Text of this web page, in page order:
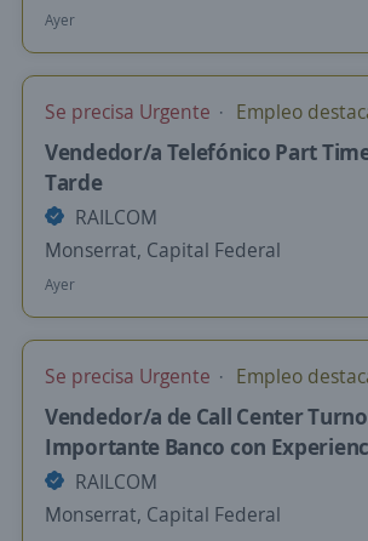
Ayer
Se precisa Urgente Empleo
Vendedor/a Telefónico Part
Tarde
RAILCOM
Monserrat, Capital Federal
Ayer
Se precisa Urgente Empleo
Vendedor/a de Call Center
Importante Banco con
RAILCOM
Monserrat, Capital Federal